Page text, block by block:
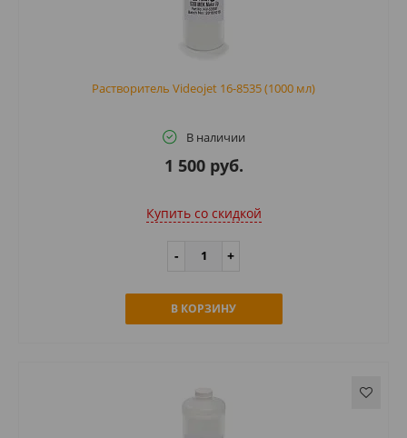
Растворитель Videojet 16-8535 (1000 мл)
В наличии
1 500 руб.
Купить cо скидкой
В КОРЗИНУ